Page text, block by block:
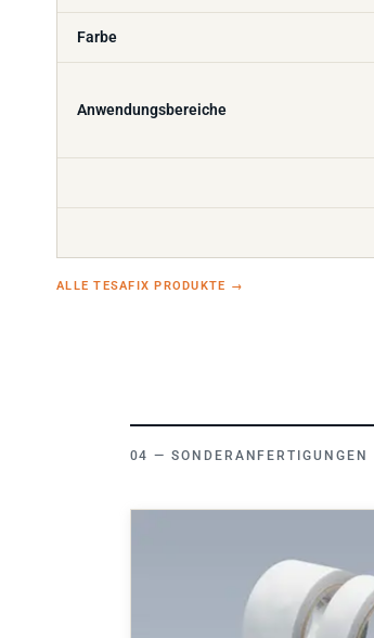
Farbe
Anwendungsbereiche
SONDERANFERTIGUNGEN